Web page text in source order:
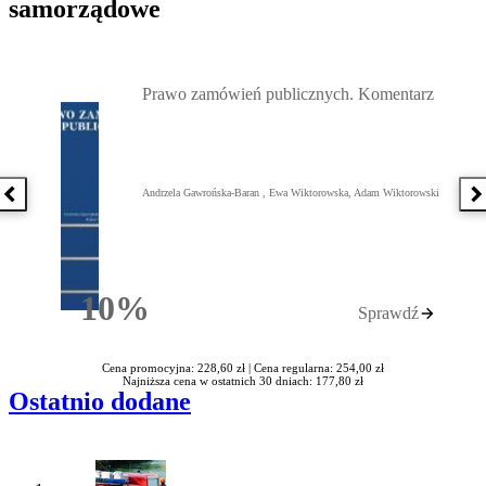
samorządowe
Poprzednia książka
10%Rabatu
Prawo zamówień publicznych. Komentarz
Andrzela Gawrońska-Baran , Ewa Wiktorowska, Adam Wiktorowski
Sprawdź
Cena promocyjna: 228,60 zł | Cena regularna: 254,00 zł
Najniższa cena w ostatnich 30 dniach: 177,80 zł
Ostatnio dodane